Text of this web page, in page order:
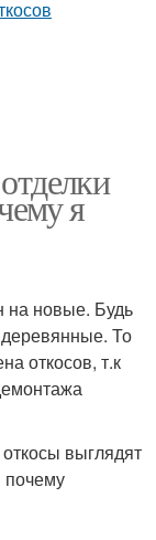
я
на новые. Будь
То
откосов, т.к
выглядят
почему